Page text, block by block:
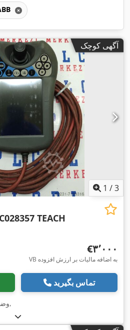
آگهی کوچک
1 /3
TEACH
‎€۳٬۰۰۰
VB به اضافه مالیات بر ارزش افزوده
تماس بگیرید
,